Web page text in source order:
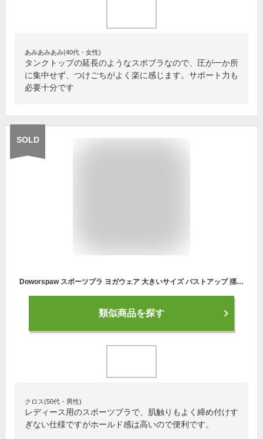
あみあみあみ(40代・女性)
タンクトップの延長のようなスポブラなので、圧が一か所
に集中せず、つけごちがよく楽に感じます。サポート力も
必要十分です
SOLD
Doworspaw スポーツブラ ヨガウェア 大きいサイズ バストアップ 揺れない スポブラ 内蔵成型カップ ノンワイヤー 肌触り良い 補正ブラ クロスバック 吸汗 無地 苦しくない レディース ブラトップ 背中美人 ヨガウェア フィットネス ナイトブラ ブラジャー バストアップ ノンワイヤーブラジャー(M/ブラック)
類似商品を探す
クロス(50代・男性)
レディース用のスポーツブラで、肌触りもよく締め付けす
ぎない仕様ですがホールド感は高いので便利です。